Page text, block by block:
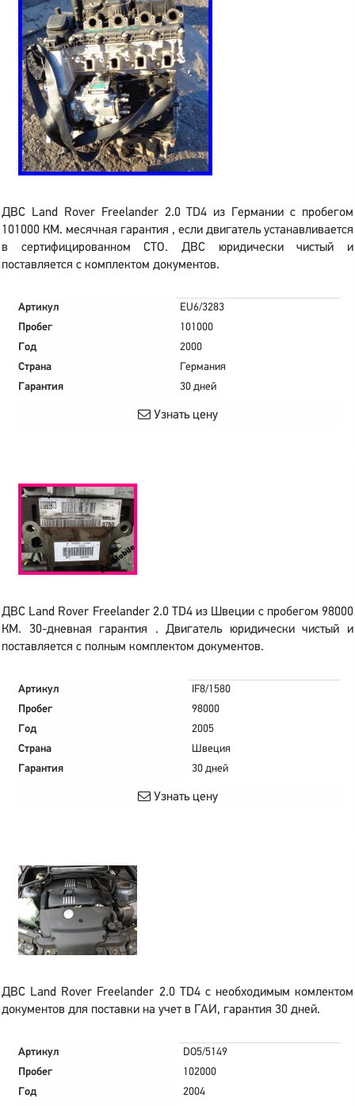
ДВС Land Rover Freelander 2.0 TD4 из Германии с пробегом
101000 КМ. месячная гарантия , если двигатель устанавливается
в сертифицированном СТО. ДВС юридически чистый и
поставляется с комплектом документов.
Артикул
EU6/3283
Пробег
101000
Год
2000
Страна
Германия
Гарантия
30 дней
Узнать цену
ДВС Land Rover Freelander 2.0 TD4 из Швеции с пробегом 98000
КМ. 30-дневная гарантия . Двигатель юридически чистый и
поставляется с полным комплектом документов.
Артикул
IF8/1580
Пробег
98000
Год
2005
Страна
Швеция
Гарантия
30 дней
Узнать цену
ДВС Land Rover Freelander 2.0 TD4 с необходимым комлектом
документов для поставки на учет в ГАИ, гарантия 30 дней.
Артикул
DO5/5149
Пробег
102000
Год
2004